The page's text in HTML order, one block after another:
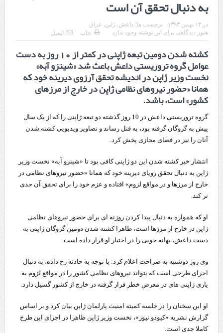
قدردانی وزیر میراث فرهنگی، گردشگری و صنایع دستی از استاندار اردبیل
استاندار اردبیل در دیدار دبیر شورای‌عالی مناطق آزاد و ویژه اقتصادی:
راه‌اندازی کامل منطقه آزاد اردبیل-بیله‌سوار و منطقه ویژه اقتصادی نمین تسریع
شود
در دیدار استاندار اردبیل و مدیرعامل بانک سینا محقق شد؛
کشف ۱۱ قبضه سلاح کلت کمری توسط مرزبانان هنگ مرزی ارومیه
رئیس سازمان راهداری:
مرز چیلات دهلران می‌تواند مکمل مرز بین‌المللی مهران شود
روایت روزنامه اتریشی از بحران در مرز مغرب و اسپانیا
گذشت
به دنبال تحقق آن است
در ۱۳ بهمن ۱۳۹۳ برچسب ها: داعش, ژاپن, عراق
هنوز دیدگاهی برای این نوشته وجود ندارد
چاپ ایمیل
کشته شدن دومین تبعه ژاپنی در کمتر از 10 روز به دست
عوامل گروه تروریستی داعش باعث شد «شینزو آبه»
نخست وزیر ژاپن در اندیشه تحقق آرزوی دیرینه خود که
همانا «حضور نیروهای نظامی ژاپن در خارج از مرزهای
کشور» است، باشد.
گروه تروریستی داعش در 10 روز گذشته دو تبعه ژاپنی را که از یک سال
پیش به گروگان گرفته بود، به قتل رساند و تصاویر ویدیویی کشته شدن
آنان را نیز در فضای مجازی پخش کرد.
انتشار خبر کشته شدن این دو ژاپنی کافی بود تا «شینرو آبه» نخست وزیر
ژاپن به دنبال تحقق رویای دیرینه خود که همانا «حضور نیروهای نظامی در
خارج از مرزها و در مواقع لزوم» افتاده و عزم خود را برای تحقق آن جدی
تر کند.
او که همواره به دنبال پیدا کردن روزنه ای برای حضور نیروهای نظامی
ژاپن در خارج از مرزها است، ظاهرا کشته شدن دومین گروگان ژاپنی به
دست داعش، بهانه خوبی را در اختیار او قرار داده است.
وی روز دوشنبه به صراحت اعلام کرد: با توجه به حادثه رخ داده، به دنبال
اجرای طرحی است که بتواند نیروهای نظامی کشور را در مواقع لزوم به
یاری ژاپنی های در معرض خطر قرار گرفته در خارج از کشور گسیل دارد.
او این سخنان را در جلسه کمیته امنیت پارلمان ژاپن بیان کرد و بر اساس
گزارش نشریه «کیودو نیوز»، نخست وزیر ژاپن ظاهرا در اجرای این طرح
کاملا جدی است.